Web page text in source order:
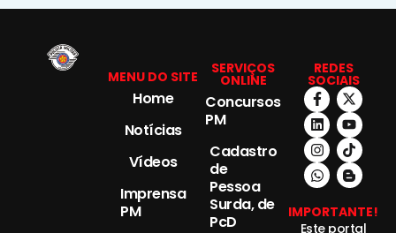
MENU DO SITE
Home
Notícias
Vídeos
Imprensa
PM
SERVIÇOS
ONLINE
Concursos
PM
Cadastro
de
Pessoa
Surda, de
PcD
REDES
SOCIAIS
IMPORTANTE!
Este portal